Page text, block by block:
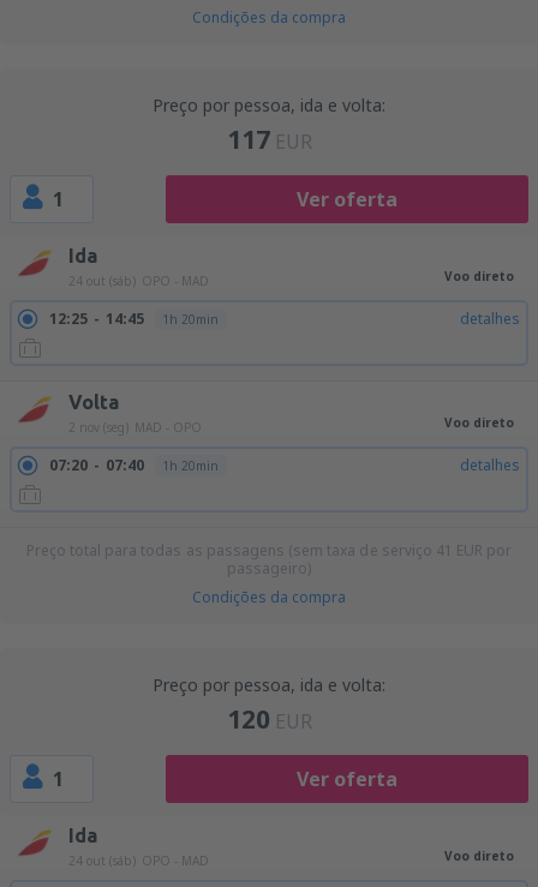
Condições da compra
Preço por pessoa, ida e volta:
117 EUR
1 Ver oferta
Ida
24 out (sáb) OPO - MAD Voo direto
12:25 14:45 1h 20min detalhes
Volta
2 nov (seg) MAD - OPO Voo direto
07:20 07:40 1h 20min detalhes
Preço total para todas as passagens (sem taxa de serviço 41 EUR por
passageiro)
Condições da compra
Preço por pessoa, ida e volta:
120 EUR
1 Ver oferta
Ida
24 out (sáb) OPO - MAD Voo direto